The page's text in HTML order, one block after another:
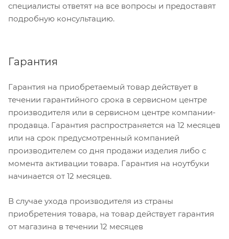
специалисты ответят на все вопросы и предоставят
подробную консультацию.
Гарантия
Гарантия на приобретаемый товар действует в
течении гарантийного срока в сервисном центре
производителя или в сервисном центре компании-
продавца. Гарантия распространяется на 12 месяцев
или на срок предусмотренный компанией
производителем со дня продажи изделия либо с
момента активации товара. Гарантия на ноутбуки
начинается от 12 месяцев.
В случае ухода производителя из страны
приобретения товара, на товар действует гарантия
от магазина в течении 12 месяцев